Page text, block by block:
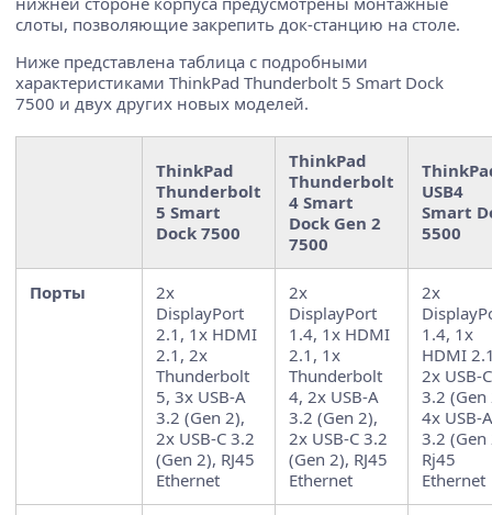
слоты, позволяющие закрепить док-станцию на столе.
Ниже представлена таблица с подробными
характеристиками ThinkPad Thunderbolt 5 Smart Dock
7500 и двух других новых моделей.
ThinkPad
Thunderbolt
5 Smart
Dock 7500
ThinkPad
Thunderbolt
4 Smart
Dock Gen 2
7500
USB4
Smart
5500
Порты
2x
DisplayPort
2.1, 1x HDMI
2.1, 2x
Thunderbolt
5, 3x USB-A
3.2 (Gen 2),
2x USB-C 3.2
(Gen 2), RJ45
Ethernet
2x
DisplayPort
1.4, 1x HDMI
2.1, 1x
Thunderbolt
4, 2x USB-A
3.2 (Gen 2),
2x USB-C 3.2
(Gen 2), RJ45
Ethernet
2x
1.4, 1x
HDMI
2x USB-C
3.2 (Gen
4x USB-A
3.2 (Gen
Rj45
Ethernet